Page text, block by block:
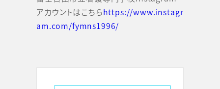
アカウントはこちらhttps://www.instagr
am.com/fymns1996/